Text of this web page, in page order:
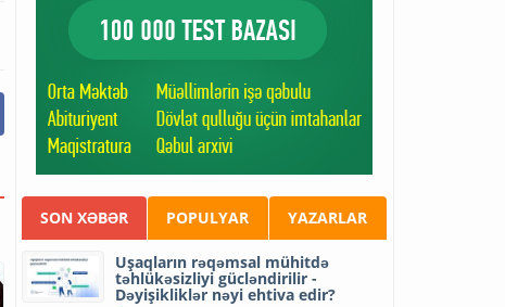
SON XƏBƏR POPULYAR YAZARLAR
Uşaqların rəqəmsal mühitdə
təhlükəsizliyi gücləndirilir -
Dəyişikliklər nəyi ehtiva edir?